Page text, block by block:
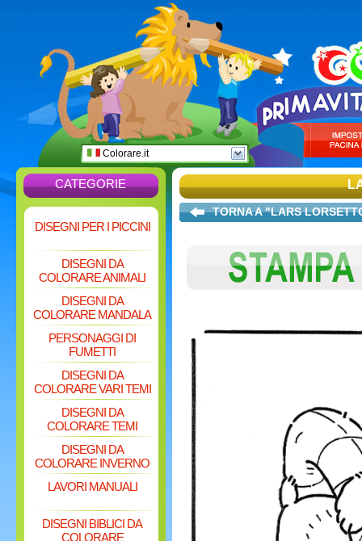
Colorare.it
CATEGORIE
DISEGNI PER I PICCINI
DISEGNI DA
COLORARE ANIMALI
DISEGNI DA
COLORARE MANDALA
PERSONAGGI DI
FUMETTI
DISEGNI DA
COLORARE VARI TEMI
DISEGNI DA
COLORARE TEMI
DISEGNI DA
COLORARE INVERNO
LAVORI MANUALI
DISEGNI BIBLICI DA
COLORARE
TORNA A "LARS